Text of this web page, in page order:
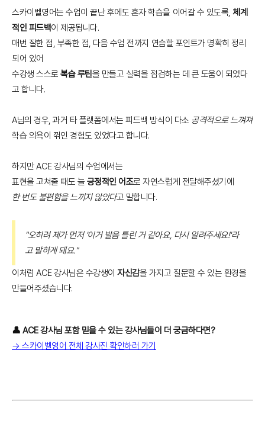
스카이벨영어는 수업이 끝난 후에도 혼자 학습을 이어갈 수 있도록,체계
적인 피드백이 제공됩니다.
매번 잘한 점, 부족한 점, 다음 수업 전까지 연습할 포인트가 명확히 정리
되어 있어
수강생 스스로복습 루틴을 만들고 실력을 점검하는 데 큰 도움이 되었다
고 합니다.
A님의 경우, 과거 타 플랫폼에서는 피드백 방식이 다소 공격적으로 느껴져
학습 의욕이 꺾인 경험도 있었다고 합니다.
하지만 ACE 강사님의 수업에서는
표현을 고쳐줄 때도 늘 긍정적인 어조로 자연스럽게 전달해주셨기에
한 번도 불편함을 느끼지 않았다고 말합니다.
"오히려 제가 먼저 '이거 발음 틀린 거 같아요, 다시 알려주세요!'라
고 말하게 돼요."
이처럼 ACE 강사님은 수강생이 자신감을 가지고 질문할 수 있는 환경을
만들어주셨습니다.
👤 ACE강사님 포함 믿을 수 있는 강사님들이 더 궁금하다면?
→ 스카이벨영어 전체 강사진 확인하러 가기